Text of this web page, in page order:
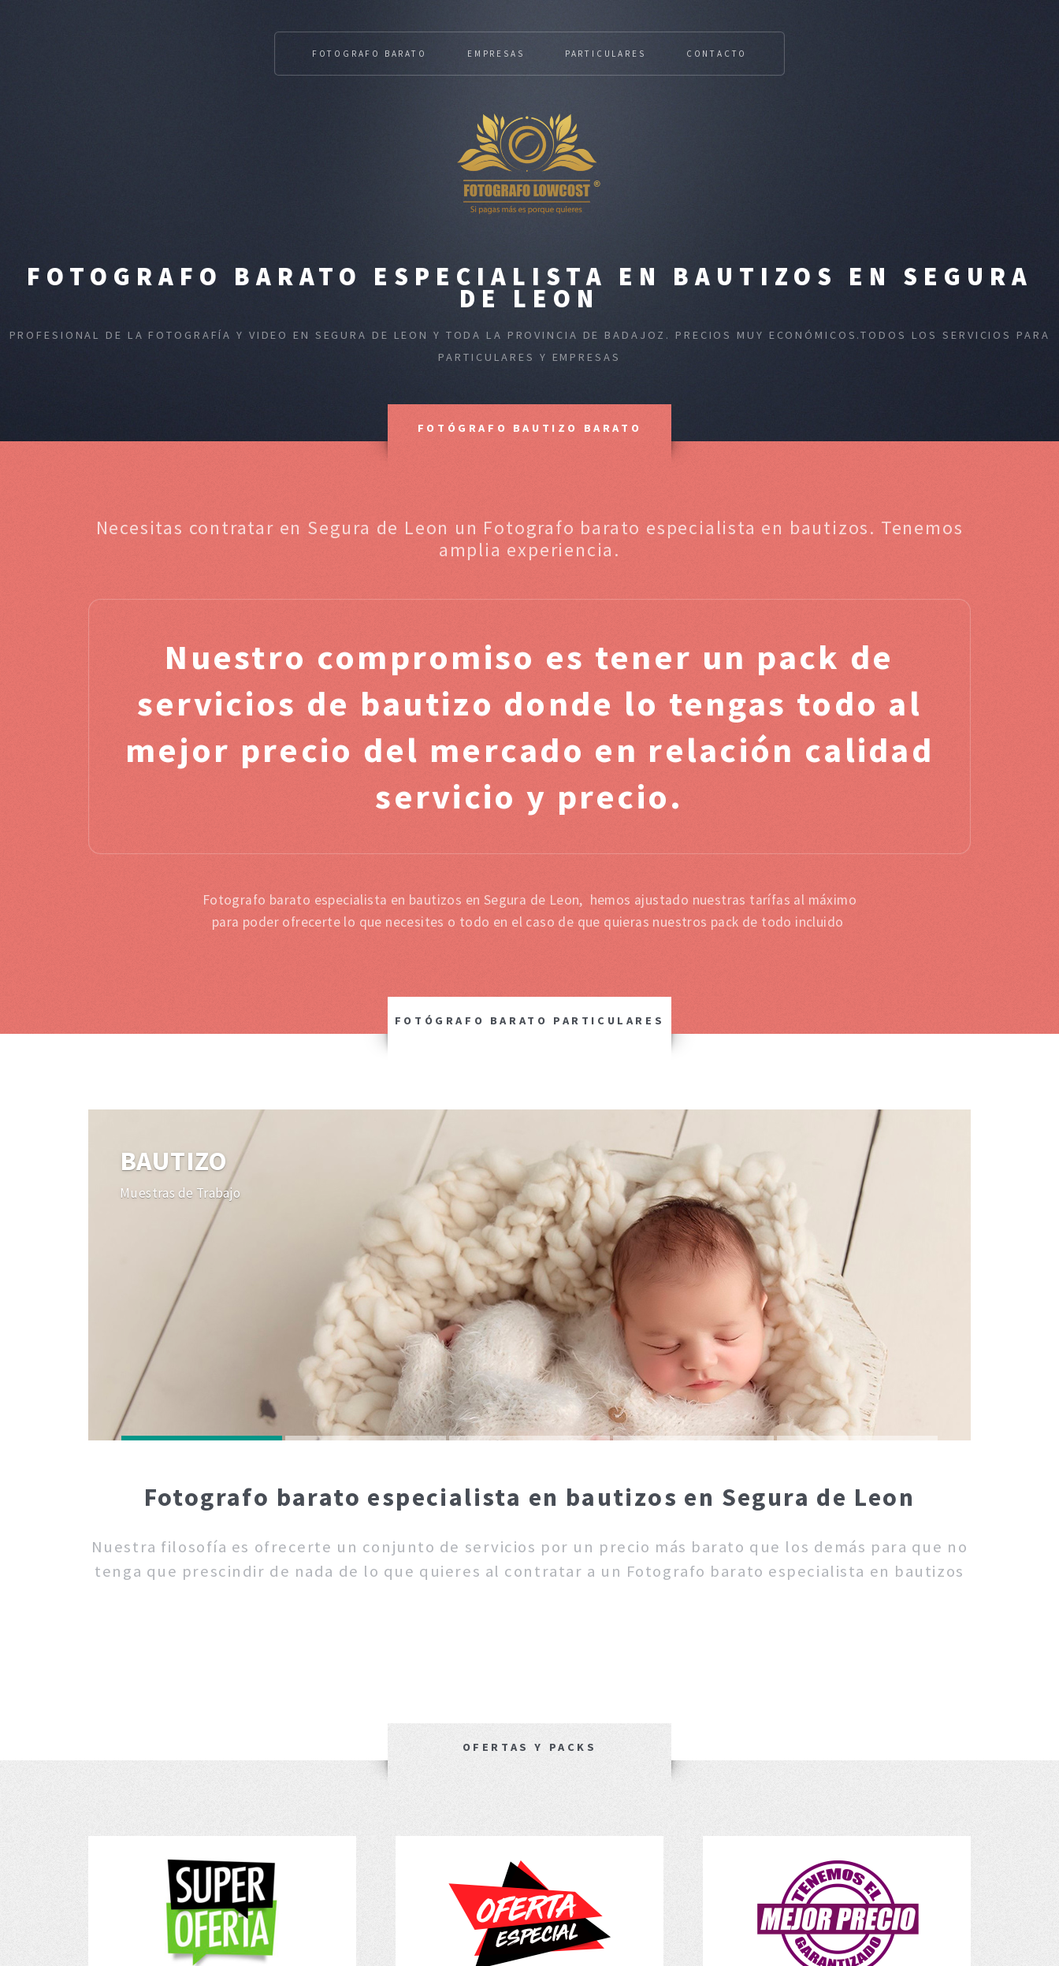
FOTOGRAFO BARATO ESPECIALISTA EN BAUTIZOS EN SEGURA
DE LEON
PROFESIONAL DE LA FOTOGRAFÍA Y VIDEO EN SEGURA DE LEON Y TODA LA PROVINCIA DE BADAJOZ. PRECIOS MUY ECONÓMICOS.TODOS LOS SERVICIOS PARA
PARTICULARES Y EMPRESAS
FOTOGRAFO BARATO EMPRESAS PARTICULARES CONTACTO
FOTÓGRAFO BAUTIZO BARATO
Necesitas contratar en Segura de Leon un Fotografo barato especialista en bautizos. Tenemos
amplia experiencia.
Nuestro compromiso es tener un pack de
servicios de bautizo donde lo tengas todo al
mejor precio del mercado en relación calidad
servicio y precio.
Fotografo barato especialista en bautizos en Segura de Leon, hemos ajustado nuestras tarífas al máximo
para poder ofrecerte lo que necesites o todo en el caso de que quieras nuestros pack de todo incluido
FOTÓGRAFO BARATO PARTICULARES
BAUTIZO
Muestras de Trabajo
Fotografo barato especialista en bautizos en Segura de Leon
Nuestra filosofía es ofrecerte un conjunto de servicios por un precio más barato que los demás para que no
tenga que prescindir de nada de lo que quieres al contratar a un Fotografo barato especialista en bautizos
OFERTAS Y PACKS